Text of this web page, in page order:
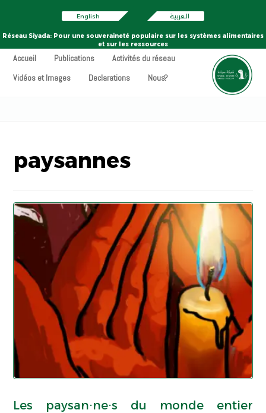
English العربية
Réseau Siyada: Pour une souveraineté populaire sur les systèmes alimentaires
et sur les ressources
Accueil Publications
Activités du réseau
Vidéos et Images
Declarations Nous?
paysannes
Les paysan⋅ne⋅s du monde entier